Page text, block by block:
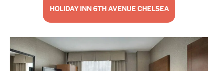
HOLIDAY INN 6TH AVENUE CHELSEA